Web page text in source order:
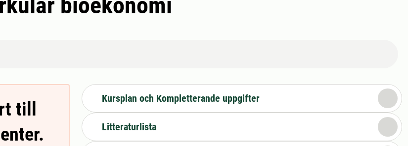
till
Kursplan och Kompletterande uppgifter
Litteraturlista